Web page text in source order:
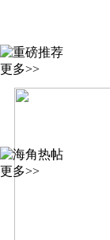
更多>>
更多>>